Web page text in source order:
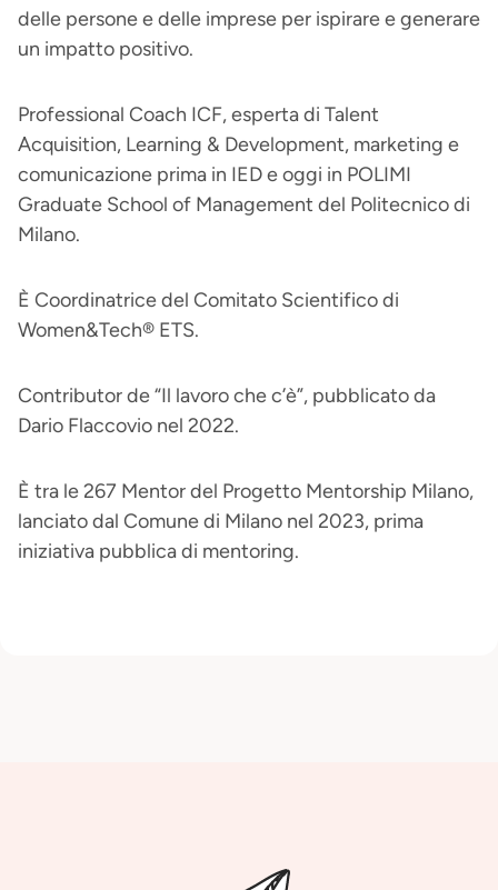
delle persone e delle imprese per ispirare e generare
un impatto positivo.
Professional Coach ICF, esperta di Talent
Acquisition, Learning & Development, marketing e
comunicazione prima in IED e oggi in POLIMI
Graduate School of Management del Politecnico di
Milano.
È Coordinatrice del Comitato Scientifico di
Women&Tech® ETS.
Contributor de “Il lavoro che c’è”, pubblicato da
Dario Flaccovio nel 2022.
È tra le 267 Mentor del Progetto Mentorship Milano,
lanciato dal Comune di Milano nel 2023, prima
iniziativa pubblica di mentoring.